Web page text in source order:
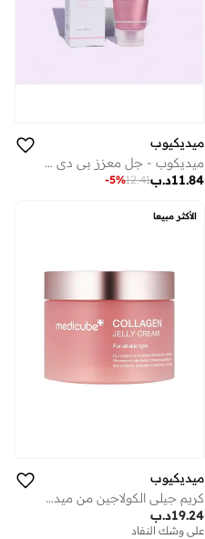
ميديكيوب
ميديكوب - جل معزز بي دي آر إن 300مل
د.ب11.84
12.41
-5%
الأكثر مبيعا
ميديكيوب
كريم جيلي الكولاجين من ميديكيوب
د.ب19.24
على وشك النفاد